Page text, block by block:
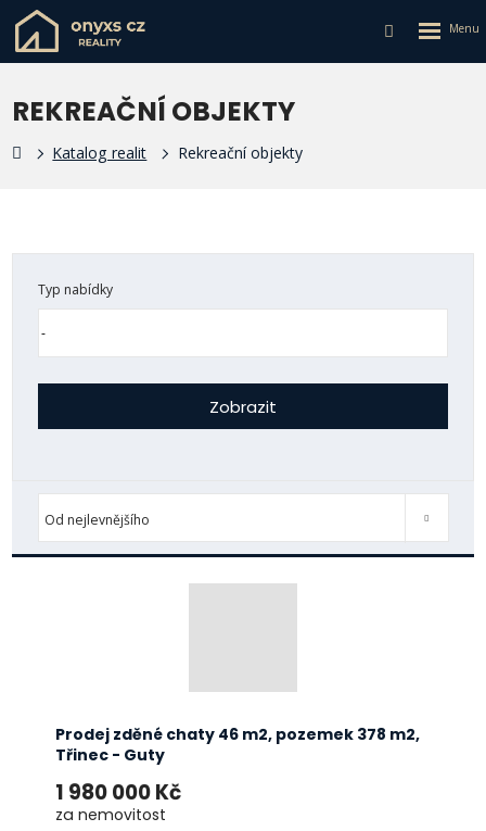
Vyhledávání
REKREAČNÍ OBJEKTY
Katalog realit Rekreační objekty
Typ nabídky
Zobrazit
Od nejlevnějšího
Prodej zděné chaty 46 m2, pozemek 378 m2,
Třinec - Guty
1 980 000 Kč
za nemovitost